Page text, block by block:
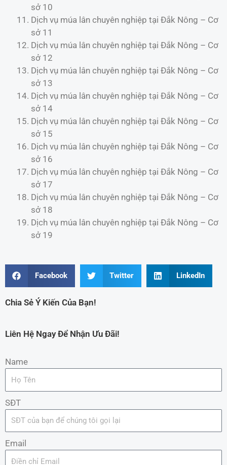
sở 10
Dịch vụ múa lân chuyên nghiệp tại Đắk Nông – Cơ
sở 11
Dịch vụ múa lân chuyên nghiệp tại Đắk Nông – Cơ
sở 12
Dịch vụ múa lân chuyên nghiệp tại Đắk Nông – Cơ
sở 13
Dịch vụ múa lân chuyên nghiệp tại Đắk Nông – Cơ
sở 14
Dịch vụ múa lân chuyên nghiệp tại Đắk Nông – Cơ
sở 15
Dịch vụ múa lân chuyên nghiệp tại Đắk Nông – Cơ
sở 16
Dịch vụ múa lân chuyên nghiệp tại Đắk Nông – Cơ
sở 17
Dịch vụ múa lân chuyên nghiệp tại Đắk Nông – Cơ
sở 18
Dịch vụ múa lân chuyên nghiệp tại Đắk Nông – Cơ
sở 19
Facebook Twitter LinkedIn
Chia Sẻ Ý Kiến Của Bạn!
Liên Hệ Ngay Để Nhận Ưu Đãi!
Name
SĐT
Email